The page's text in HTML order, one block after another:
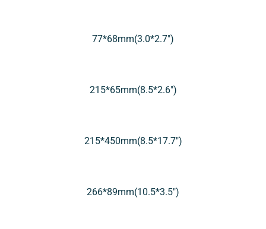
77*68mm(3.0*2.7″)
215*65mm(8.5*2.6″)
215*450mm(8.5*17.7″)
266*89mm(10.5*3.5″)